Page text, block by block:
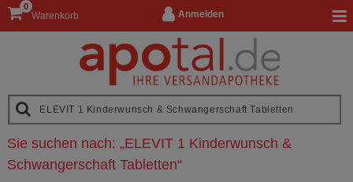
Anmelden
Warenkorb
0
Sie suchen nach: „ELEVIT 1 Kinderwunsch &
Schwangerschaft Tabletten“